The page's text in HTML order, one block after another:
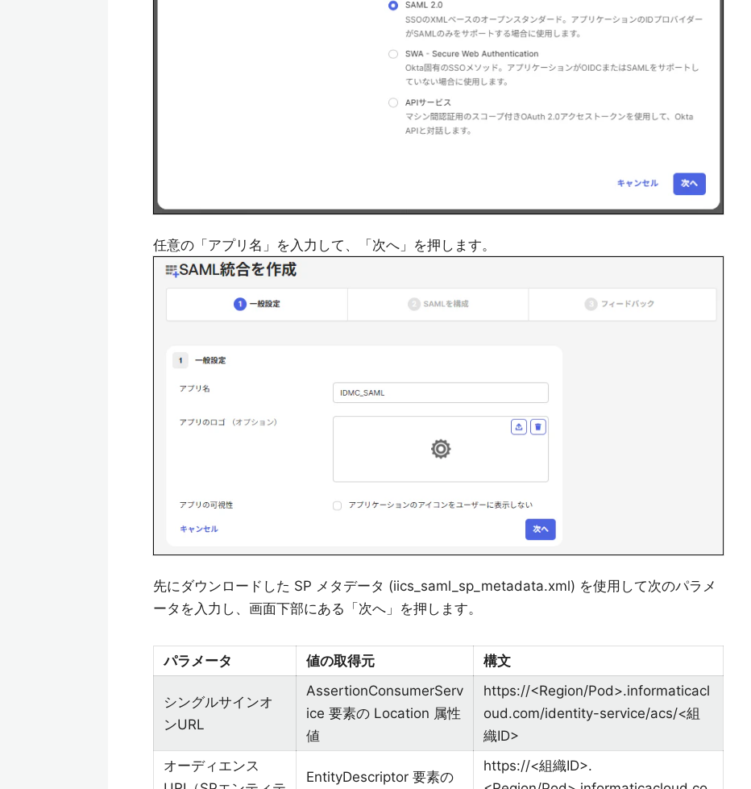
任意の「アプリ名」を入力して、「次へ」を押します。
先にダウンロードした SP メタデータ (iics_saml_sp_metadata.xml) を使用して次のパラメ
ータを入力し、画面下部にある「次へ」を押します。
パラメータ 値の取得元 構文
シングルサインオ
ンURL
AssertionConsumerServ
ice 要素の Location 属性
値
https://<Region/Pod>.informaticacl
oud.com/identity-service/acs/<組
織ID>
オーディエンス
EntityDescriptor 要素の
https://<組織ID>.